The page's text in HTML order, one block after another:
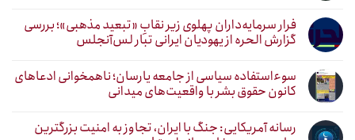
فرار سرمایه‌داران پهلوی زیر نقابِ «تبعید مذهبی»؛ بررسی
گزارش الحره از یهودیان ایرانی تبار لس‌آنجلس
سوءاستفاده سیاسی از جامعه یارسان؛ ناهمخوانی ادعاهای
کانون حقوق بشر با واقعیت‌های میدانی
رسانه آمریکایی: جنگ با ایران، تجاوز به امنیت بزرگترین